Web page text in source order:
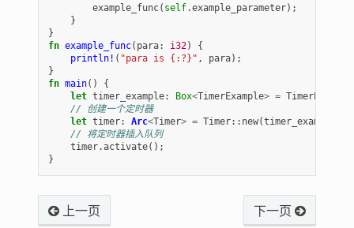
example_func( self.example_parameter);
}
}
fn example_func( para: i32)
{
println! ( "para is {:?}" , para);
}
fn main()
{
let timer_example: Box<TimerExample> = TimerExample
// 创建一个定时器
let timer: Arc<Timer> = Timer:: new(timer_example
// 将定时器插入队列
timer.activate();
}
上一页 下一页